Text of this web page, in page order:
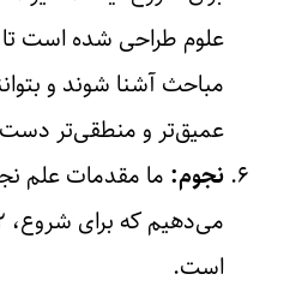
علوم طراحی شده است تا
مباحث آشنا شوند و
عمیق‌تر و منطقی‌تر دست
نجوم: ما مقدمات علم
است.